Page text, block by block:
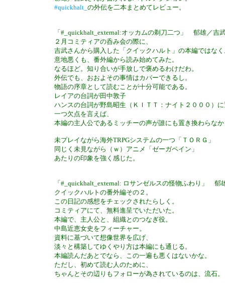
#quickhalt_ の外伝を二本まとめてレビュー。
「#_quickhalt_external:オッカムの剃刀二つ」 郁雄／吉
２月コミティアの呑み会の際に、
吉武さんから購入した「クイックハルト」の本編ではなく
意地悪くも、番外編から読み始めてみた。
なるほど。知り合いが手放しで褒めるわけだわ。
外伝でも、おおよその事情はカバーできるし。
物語の序章として読むことが十分可能である。
レイアの台詞が田中敦子
ハンスの台詞が野島昭生（ＫＩＴＴ：ナイト２０００）
一つ欠点を言えば、
本編の主人公であるミッチーの声が誰にも置き換わらな
未プレイながら海外TRPGシステムの一つ「ＴＯＲＧ」
同じく未見ながら（ｗ）アニメ「ゼーガペイン」
あたりの印象を強く感じた。
「#_quickhalt_external: ロサンゼルスの怪物ふわり」
クイックハルトの番外編その２。
この日記の感想をチェックされたらしく。
コミティアにて、無料進呈でいただいた。
本編で、主人公と、組織とのつなぎ役。
中島近恵女史をフィーチャー。
資料に基づいて想像世界を広げ、
淡々と構築してゆくやり方は本編にも通じる。
本編読んだあとでなら、この一遍も悪くはないかな。
ただし、初めて読む人のために、
ちゃんとその辺りもフォローが為されているのは、流石。